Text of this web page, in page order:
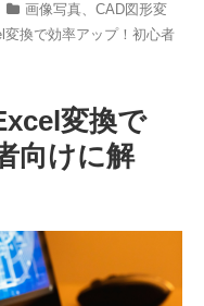
画像写真、CAD図形変
換で効率アップ！初心者
変換で
向けに解